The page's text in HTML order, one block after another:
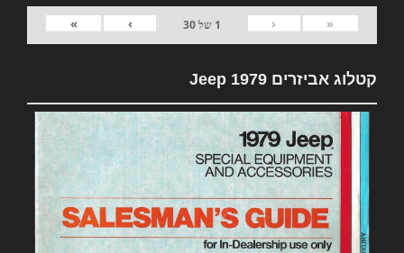
«
‹
1 של30
›
»
קטלוג אביזרים 1979 Jeep